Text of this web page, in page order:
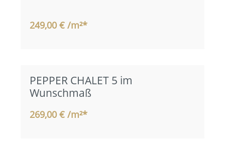
249,00 € /m²*
PEPPER CHALET 5 im
Wunschmaß
269,00 € /m²*